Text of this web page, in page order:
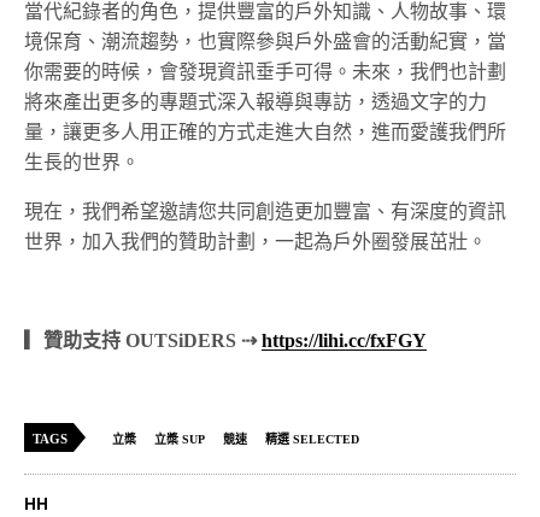
當代紀錄者的角色，提供豐富的戶外知識、人物故事、環
境保育、潮流趨勢，也實際參與戶外盛會的活動紀實，當
你需要的時候，會發現資訊垂手可得。未來，我們也計劃
將來產出更多的專題式深入報導與專訪，透過文字的力
量，讓更多人用正確的方式走進大自然，進而愛護我們所
生長的世界。
現在，我們希望邀請您共同創造更加豐富、有深度的資訊
世界，加入我們的贊助計劃，一起為戶外圈發展茁壯。
▎贊助支持 OUTSiDERS ⇢https://lihi.cc/fxFGY
TAGS 立槳 立槳 SUP 競速 精選 SELECTED
HH